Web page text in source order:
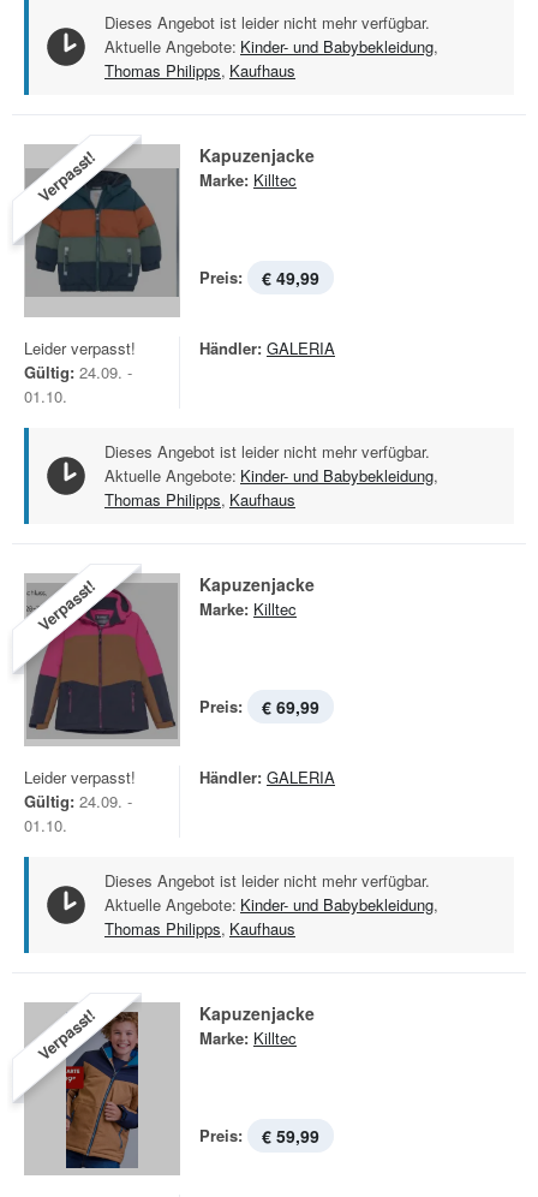
Dieses Angebot ist leider nicht mehr verfügbar.
Aktuelle Angebote: Kinder- und Babybekleidung,
Thomas Philipps, Kaufhaus
Verpasst! Kapuzenjacke
Marke: Killtec
Preis: € 49,99
Leider verpasst!
Gültig: 24.09. -
01.10.
Händler: GALERIA
Dieses Angebot ist leider nicht mehr verfügbar.
Aktuelle Angebote: Kinder- und Babybekleidung,
Thomas Philipps, Kaufhaus
Verpasst! Kapuzenjacke
Marke: Killtec
Preis: € 69,99
Leider verpasst!
Gültig: 24.09. -
01.10.
Händler: GALERIA
Dieses Angebot ist leider nicht mehr verfügbar.
Aktuelle Angebote: Kinder- und Babybekleidung,
Thomas Philipps, Kaufhaus
Verpasst! Kapuzenjacke
Marke: Killtec
Preis: € 59,99